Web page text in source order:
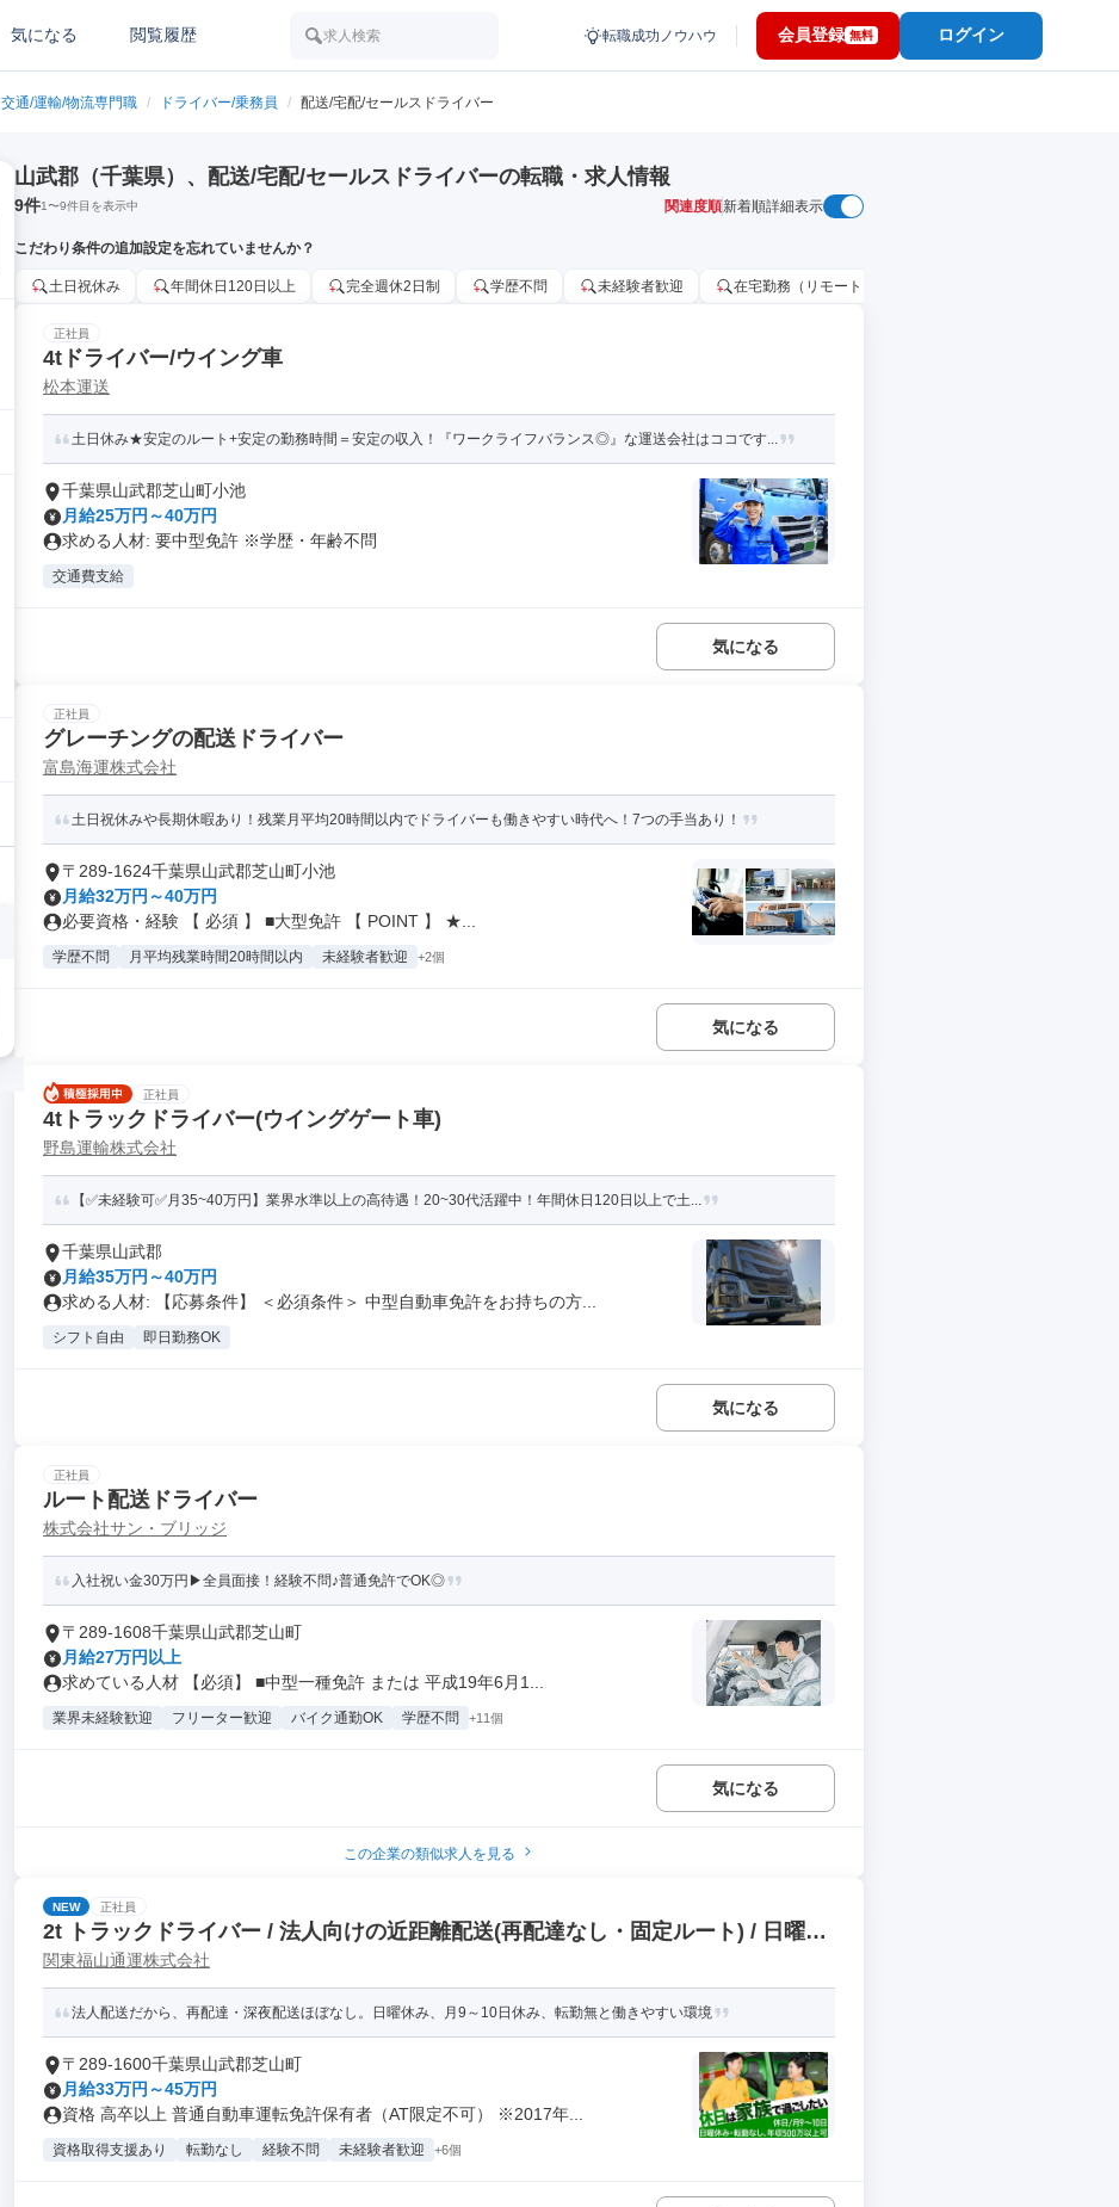
気になる 閲覧履歴 求人検索 転職成功ノウハウ 会員登録 無料 ログイン
交通/運輸/物流専門職 / ドライバー/乗務員 / 配送/宅配/セールスドライバー
山武郡（千葉県）、配送/宅配/セールスドライバーの転職・求人情報
9件1〜9件目を表示中 関連度順新着順詳細表示
こだわり条件の追加設定を忘れていませんか？
土日祝休み 年間休日120日以上 完全週休2日制 学歴不問 未経験者歓迎 在宅勤務（リモートワーク）OK
正社員
4tドライバー/ウイング車
松本運送
土日休み★安定のルート+安定の勤務時間＝安定の収入！『ワークライフバランス◎』な運送会社はココです...
千葉県山武郡芝山町小池
月給25万円～40万円
求める人材: 要中型免許 ※学歴・年齢不問
交通費支給
気になる
正社員
グレーチングの配送ドライバー
富島海運株式会社
土日祝休みや長期休暇あり！残業月平均20時間以内でドライバーも働きやすい時代へ！7つの手当あり！
〒289-1624千葉県山武郡芝山町小池
月給32万円～40万円
必要資格・経験 【 必須 】 ■大型免許 【 POINT 】 ★...
学歴不問 月平均残業時間20時間以内 未経験者歓迎 +2個
気になる
正社員
4tトラックドライバー(ウイングゲート車)
野島運輸株式会社
【✅未経験可✅月35~40万円】業界水準以上の高待遇！20~30代活躍中！年間休日120日以上で土...
千葉県山武郡
月給35万円～40万円
求める人材: 【応募条件】 ＜必須条件＞ 中型自動車免許をお持ちの方...
シフト自由 即日勤務OK
気になる
正社員
ルート配送ドライバー
株式会社サン・ブリッジ
入社祝い金30万円▶全員面接！経験不問♪普通免許でOK◎
〒289-1608千葉県山武郡芝山町
月給27万円以上
求めている人材 【必須】 ■中型一種免許 または 平成19年6月1...
業界未経験歓迎 フリーター歓迎 バイク通勤OK 学歴不問 +11個
気になる
この企業の類似求人を見る
NEW 正社員
2t トラックドライバー / 法人向けの近距離配送(再配達なし・固定ルート) / 日曜完
全休み・深夜配送なし/集配ﾄﾞﾗｲﾊﾞｰ2t(正社員)
関東福山通運株式会社
法人配送だから、再配達・深夜配送ほぼなし。日曜休み、月9～10日休み、転勤無と働きやすい環境
〒289-1600千葉県山武郡芝山町
月給33万円～45万円
資格 高卒以上 普通自動車運転免許保有者（AT限定不可） ※2017年...
資格取得支援あり 転勤なし 経験不問 未経験者歓迎 +6個